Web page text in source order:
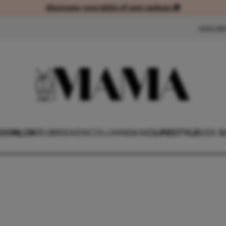
Abonneer voordelig of met cadeau 🎁
Abonneer voordelig of met